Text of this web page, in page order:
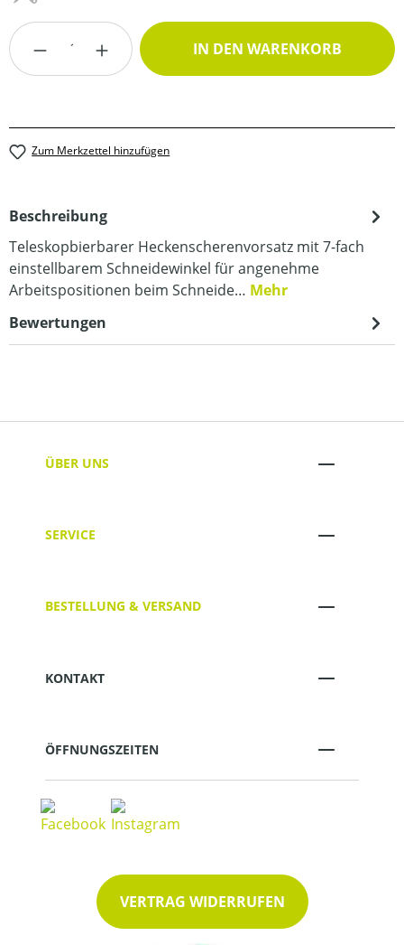
Produkt Anzahl: Gib den gewünschten
IN DEN WARENKORB
Zum Merkzettel hinzufügen
Beschreibung
Teleskopbierbarer Heckenscherenvorsatz mit 7-fach
einstellbarem Schneidewinkel für angenehme
Arbeitspositionen beim Schneide… Mehr
Bewertungen
ÜBER UNS
SERVICE
BESTELLUNG & VERSAND
KONTAKT
ÖFFNUNGSZEITEN
VERTRAG WIDERRUFEN